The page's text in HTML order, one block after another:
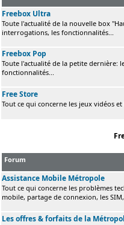
Freebox Ultra
Toute l'actualité de la nouvelle box
interrogations, les fonctionnalités...
Freebox Pop
Toute l'actualité de la petite dernière:
fonctionnalités...
Free Store
Tout ce qui concerne les jeux vidéos
Forum
Assistance Mobile Métropole
Tout ce qui concerne les problèmes
mobile, partage de connexion, les SIM,
Les offres & forfaits de la